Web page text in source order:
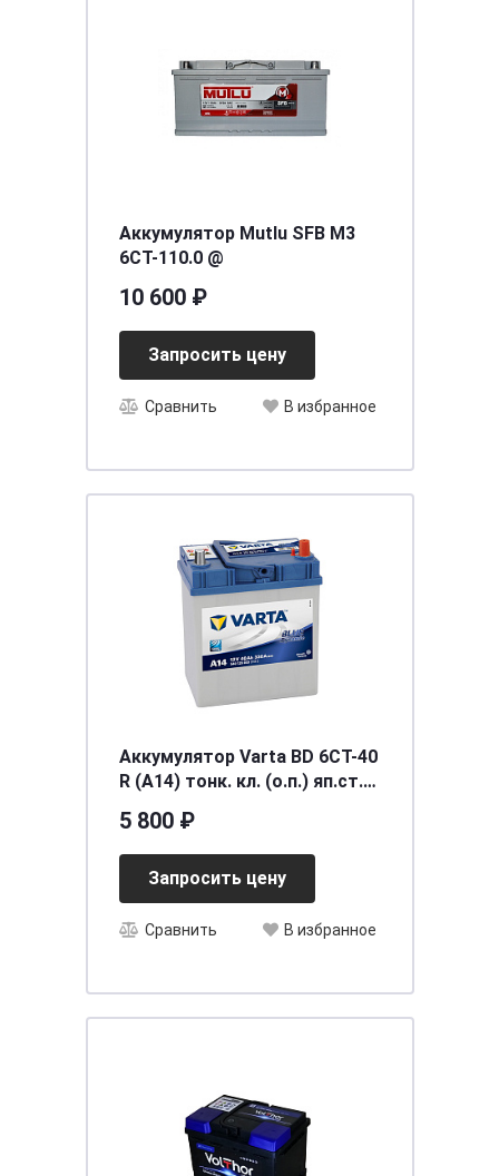
Аккумулятор Mutlu SFB M3
6CT-110.0 @
10 600 ₽
Запросить цену
Сравнить В избранное
Аккумулятор Varta BD 6CT-40
R (A14) тонк. кл. (о.п.) яп.ст.
5 800 ₽
Запросить цену
Сравнить В избранное